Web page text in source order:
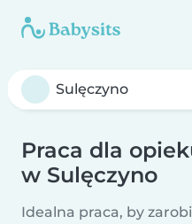
Praca dla
w Sulęczyno
Idealna praca, by